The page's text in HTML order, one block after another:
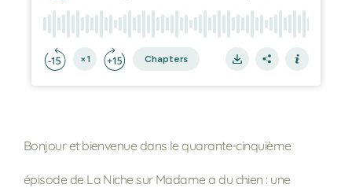
Bonjour et bienvenue dans le quarante-cinquième
épisode de La Niche sur Madame a du chien : une